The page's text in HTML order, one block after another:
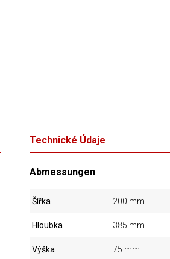
Technické Údaje
Abmessungen
Šířka 200 mm
Hloubka 385 mm
Výška 75 mm